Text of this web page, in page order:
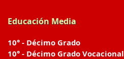
Educación Media
10° - Décimo Grado
10° - Décimo Grado Vocacional